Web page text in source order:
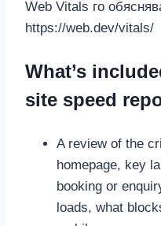
Web Vitals го
https://web.dev/vitals/
What’s
site speed
A review of the
homepage, key
booking or
loads, what